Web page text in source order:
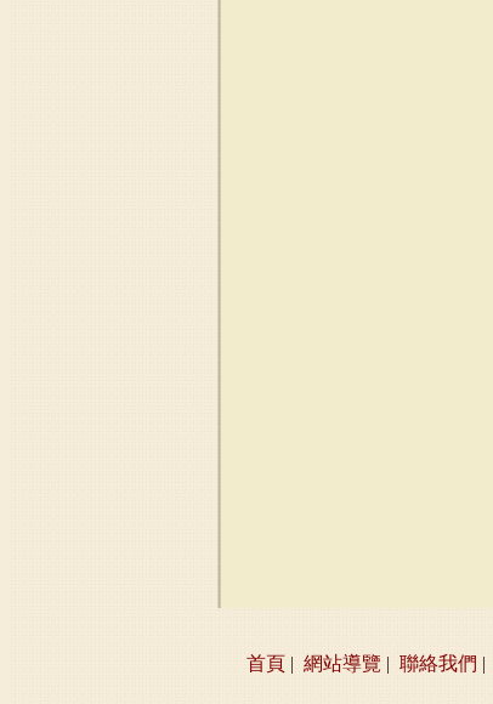
首頁 | 網站導覽 | 聯絡我們 |